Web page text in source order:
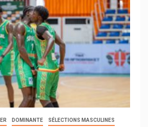
DOMINANTE
SÉLECTIONS MASCULINES